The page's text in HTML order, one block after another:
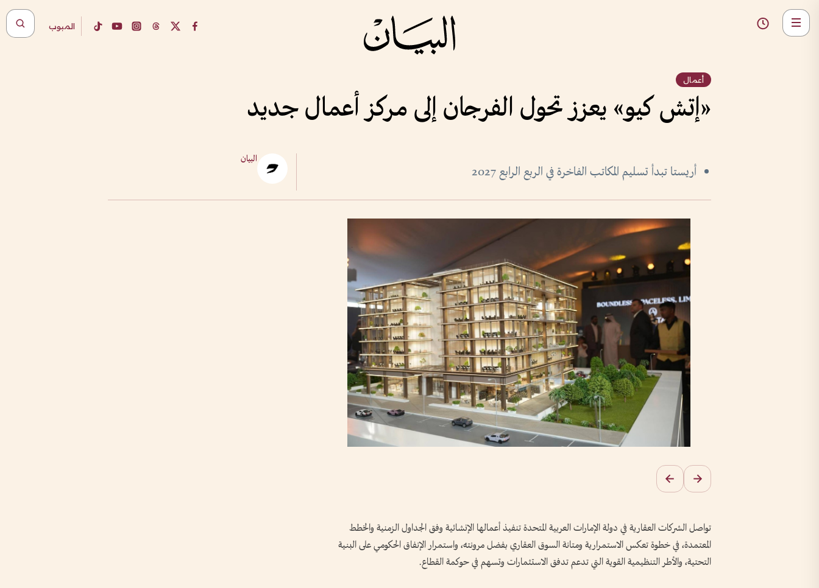
المبوب
أعمال
«إتش كيو» يعزز تحول الفرجان إلى مركز أعمال جديد
أريستا تبدأ تسليم المكاتب الفاخرة في الربع الرابع 2027
البيان
تواصل الشركات العقارية في دولة الإمارات العربية المتحدة تنفيذ أعمالها الإنشائية وفق الجداول الزمنية والخطط
المعتمدة، في خطوة تعكس الاستمرارية ومتانة السوق العقاري بفضل مرونته، واستمرار الإنفاق الحكومي على البنية
التحتية، والأطر التنظيمية القوية التي تدعم تدفق الاستثمارات وتسهم في حوكمة القطاع.